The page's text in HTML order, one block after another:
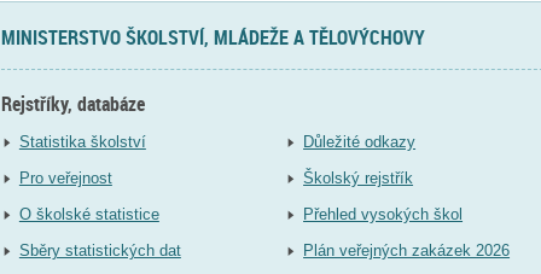
MINISTERSTVO ŠKOLSTVÍ, MLÁDEŽE A TĚLOVÝCHOVY
Rejstříky, databáze
Statistika školství
Pro veřejnost
O školské statistice
Sběry statistických dat
Důležité odkazy
Školský rejstřík
Přehled vysokých škol
Plán veřejných zakázek 2026